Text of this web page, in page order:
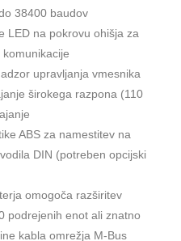
38400 baudov
LED na pokrovu ohišja za
upravljanja vmesnika
širokega razpona (110
ABS za namestitev na
DIN (potreben opcijski
omogoča razširitev
podrejenih enot ali znatno
kabla omrežja M-Bus